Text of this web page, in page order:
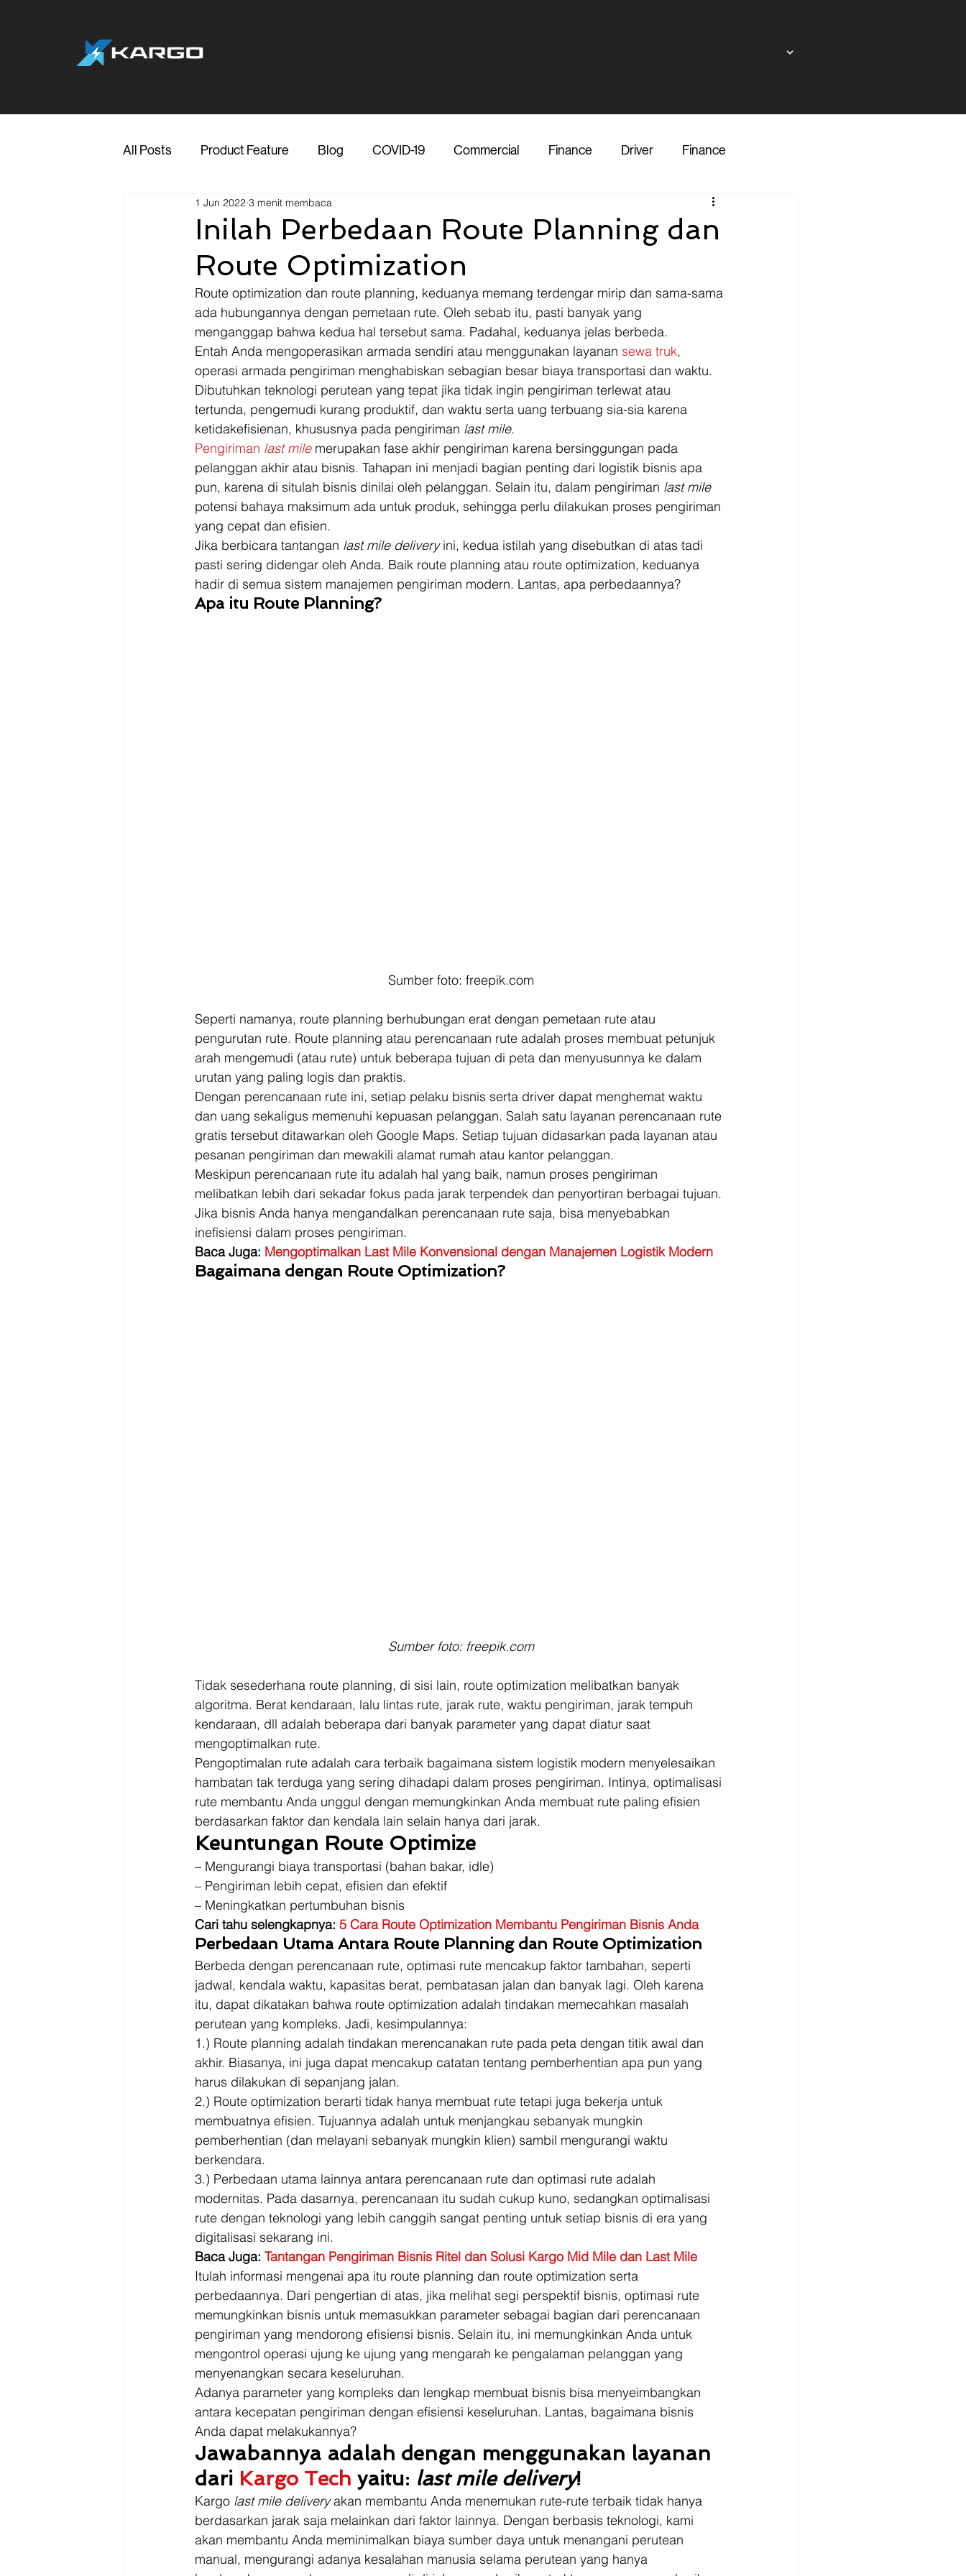
All Posts Product Feature Blog COVID-19 Commercial Finance Driver Finance
Marketing Media
Transporter Support Blog Vendor Shipper
Jakarta
Inilah Perbedaan Route Planning dan
Route Optimization
1 Jun 2022 3 menit membaca
Route optimization dan route planning, keduanya memang terdengar mirip dan sama-sama
ada hubungannya dengan pemetaan rute. Oleh sebab itu, pasti banyak yang
menganggap bahwa kedua hal tersebut sama. Padahal, keduanya jelas berbeda.
Entah Anda mengoperasikan armada sendiri atau menggunakan layanan sewa truk,
operasi armada pengiriman menghabiskan sebagian besar biaya transportasi dan waktu.
Dibutuhkan teknologi perutean yang tepat jika tidak ingin pengiriman terlewat atau
tertunda, pengemudi kurang produktif, dan waktu serta uang terbuang sia-sia karena
ketidakefisienan, khususnya pada pengiriman last mile.
Pengiriman last mile merupakan fase akhir pengiriman karena bersinggungan pada
pelanggan akhir atau bisnis. Tahapan ini menjadi bagian penting dari logistik bisnis apa
pun, karena di situlah bisnis dinilai oleh pelanggan. Selain itu, dalam pengiriman last mile
potensi bahaya maksimum ada untuk produk, sehingga perlu dilakukan proses pengiriman
yang cepat dan efisien.
Jika berbicara tantangan last mile delivery ini, kedua istilah yang disebutkan di atas tadi
pasti sering didengar oleh Anda. Baik route planning atau route optimization, keduanya
hadir di semua sistem manajemen pengiriman modern. Lantas, apa perbedaannya?
Apa itu Route Planning?
Sumber foto: freepik.com
Seperti namanya, route planning berhubungan erat dengan pemetaan rute atau
pengurutan rute. Route planning atau perencanaan rute adalah proses membuat petunjuk
arah mengemudi (atau rute) untuk beberapa tujuan di peta dan menyusunnya ke dalam
urutan yang paling logis dan praktis.
Dengan perencanaan rute ini, setiap pelaku bisnis serta driver dapat menghemat waktu
dan uang sekaligus memenuhi kepuasan pelanggan. Salah satu layanan perencanaan rute
gratis tersebut ditawarkan oleh Google Maps. Setiap tujuan didasarkan pada layanan atau
pesanan pengiriman dan mewakili alamat rumah atau kantor pelanggan.
Meskipun perencanaan rute itu adalah hal yang baik, namun proses pengiriman
melibatkan lebih dari sekadar fokus pada jarak terpendek dan penyortiran berbagai tujuan.
Jika bisnis Anda hanya mengandalkan perencanaan rute saja, bisa menyebabkan
inefisiensi dalam proses pengiriman.
Baca Juga: Mengoptimalkan Last Mile Konvensional dengan Manajemen Logistik Modern
Bagaimana dengan Route Optimization?
Sumber foto: freepik.com
Tidak sesederhana route planning, di sisi lain, route optimization melibatkan banyak
algoritma. Berat kendaraan, lalu lintas rute, jarak rute, waktu pengiriman, jarak tempuh
kendaraan, dll adalah beberapa dari banyak parameter yang dapat diatur saat
mengoptimalkan rute.
Pengoptimalan rute adalah cara terbaik bagaimana sistem logistik modern menyelesaikan
hambatan tak terduga yang sering dihadapi dalam proses pengiriman. Intinya, optimalisasi
rute membantu Anda unggul dengan memungkinkan Anda membuat rute paling efisien
berdasarkan faktor dan kendala lain selain hanya dari jarak.
Keuntungan Route Optimize
– Mengurangi biaya transportasi (bahan bakar, idle)
– Pengiriman lebih cepat, efisien dan efektif
– Meningkatkan pertumbuhan bisnis
Cari tahu selengkapnya: 5 Cara Route Optimization Membantu Pengiriman Bisnis Anda
Perbedaan Utama Antara Route Planning dan Route Optimization
Berbeda dengan perencanaan rute, optimasi rute mencakup faktor tambahan, seperti
jadwal, kendala waktu, kapasitas berat, pembatasan jalan dan banyak lagi. Oleh karena
itu, dapat dikatakan bahwa route optimization adalah tindakan memecahkan masalah
perutean yang kompleks. Jadi, kesimpulannya:
1.) Route planning adalah tindakan merencanakan rute pada peta dengan titik awal dan
akhir. Biasanya, ini juga dapat mencakup catatan tentang pemberhentian apa pun yang
harus dilakukan di sepanjang jalan.
2.) Route optimization berarti tidak hanya membuat rute tetapi juga bekerja untuk
membuatnya efisien. Tujuannya adalah untuk menjangkau sebanyak mungkin
pemberhentian (dan melayani sebanyak mungkin klien) sambil mengurangi waktu
berkendara.
3.) Perbedaan utama lainnya antara perencanaan rute dan optimasi rute adalah
modernitas. Pada dasarnya, perencanaan itu sudah cukup kuno, sedangkan optimalisasi
rute dengan teknologi yang lebih canggih sangat penting untuk setiap bisnis di era yang
digitalisasi sekarang ini.
Baca Juga: Tantangan Pengiriman Bisnis Ritel dan Solusi Kargo Mid Mile dan Last Mile
Itulah informasi mengenai apa itu route planning dan route optimization serta
perbedaannya. Dari pengertian di atas, jika melihat segi perspektif bisnis, optimasi rute
memungkinkan bisnis untuk memasukkan parameter sebagai bagian dari perencanaan
pengiriman yang mendorong efisiensi bisnis. Selain itu, ini memungkinkan Anda untuk
mengontrol operasi ujung ke ujung yang mengarah ke pengalaman pelanggan yang
menyenangkan secara keseluruhan.
Adanya parameter yang kompleks dan lengkap membuat bisnis bisa menyeimbangkan
antara kecepatan pengiriman dengan efisiensi keseluruhan. Lantas, bagaimana bisnis
Anda dapat melakukannya?
Jawabannya adalah dengan menggunakan layanan
dari Kargo Tech yaitu: last mile delivery!
Kargo last mile delivery akan membantu Anda menemukan rute-rute terbaik tidak hanya
berdasarkan jarak saja melainkan dari faktor lainnya. Dengan berbasis teknologi, kami
akan membantu Anda meminimalkan biaya sumber daya untuk menangani perutean
manual, mengurangi adanya kesalahan manusia selama perutean yang hanya